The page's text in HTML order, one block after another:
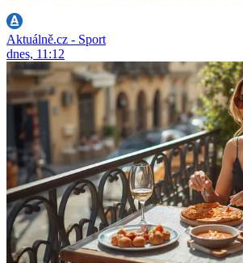
Aktuálně.cz - Sport
dnes, 11:12